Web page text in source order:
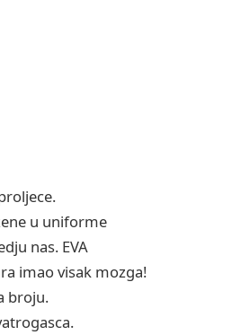
u uniforme
nas. EVA
imao visak mozga!
broju.